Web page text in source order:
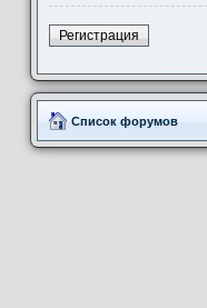
Регистрация
Список форумов